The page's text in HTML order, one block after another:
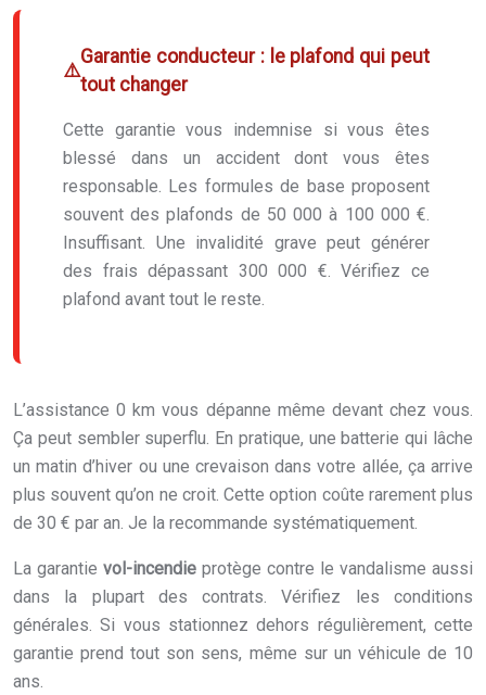
Garantie conducteur : le plafond qui peut
tout changer
Cette garantie vous indemnise si vous êtes
blessé dans un accident dont vous êtes
responsable. Les formules de base proposent
souvent des plafonds de 50 000 à 100 000 €.
Insuffisant. Une invalidité grave peut générer
des frais dépassant 300 000 €. Vérifiez ce
plafond avant tout le reste.
L’assistance 0 km vous dépanne même devant chez vous.
Ça peut sembler superflu. En pratique, une batterie qui lâche
un matin d’hiver ou une crevaison dans votre allée, ça arrive
plus souvent qu’on ne croit. Cette option coûte rarement plus
de 30 € par an. Je la recommande systématiquement.
La garantie vol-incendie protège contre le vandalisme aussi
dans la plupart des contrats. Vérifiez les conditions
générales. Si vous stationnez dehors régulièrement, cette
garantie prend tout son sens, même sur un véhicule de 10
ans.